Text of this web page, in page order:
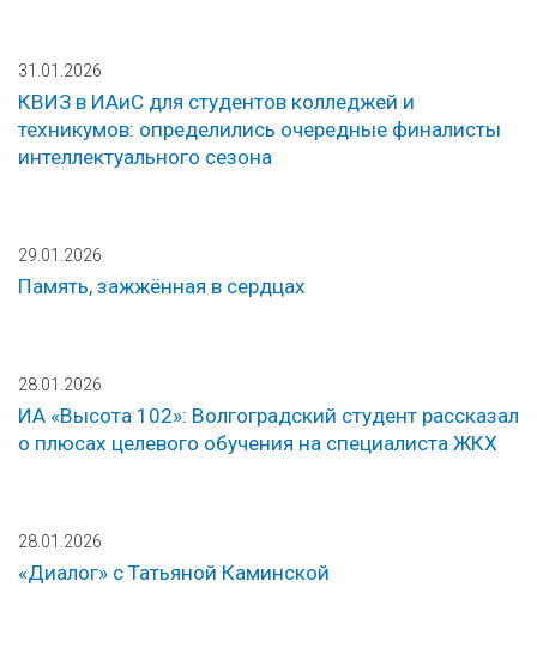
31.01.2026
КВИЗ в ИАиС для студентов колледжей и
техникумов: определились очередные финалисты
интеллектуального сезона
29.01.2026
Память, зажжённая в сердцах
28.01.2026
ИА «Высота 102»: Волгоградский студент рассказал
о плюсах целевого обучения на специалиста ЖКХ
28.01.2026
«Диалог» с Татьяной Каминской